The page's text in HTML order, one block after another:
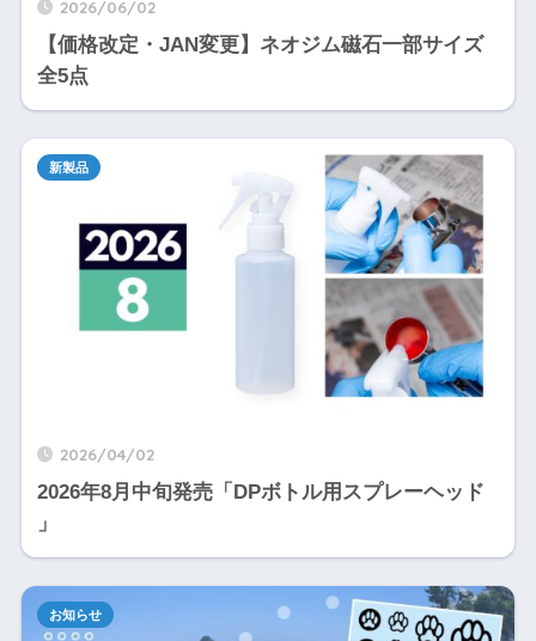
2026/06/02
【価格改定・JAN変更】ネオジム磁石一部サイズ
全5点
2026/04/02
2026年8月中旬発売「DPボトル用スプレーヘッド
」
新製品
お知らせ